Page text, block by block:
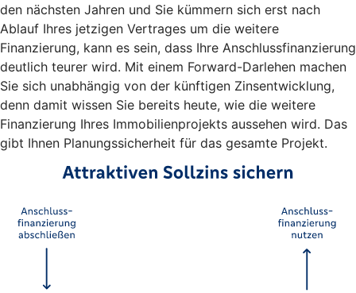
den nächsten Jahren und Sie kümmern sich erst nach
Ablauf Ihres jetzigen Vertrages um die weitere
Finanzierung, kann es sein, dass Ihre Anschlussfinanzierung
deutlich teurer wird. Mit einem Forward-Darlehen machen
Sie sich unabhängig von der künftigen Zinsentwicklung,
denn damit wissen Sie bereits heute, wie die weitere
Finanzierung Ihres Immobilienprojekts aussehen wird. Das
gibt Ihnen Planungssicherheit für das gesamte Projekt.